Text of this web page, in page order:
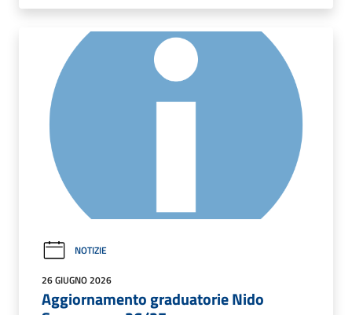
NOTIZIE
26 GIUGNO 2026
Aggiornamento graduatorie Nido